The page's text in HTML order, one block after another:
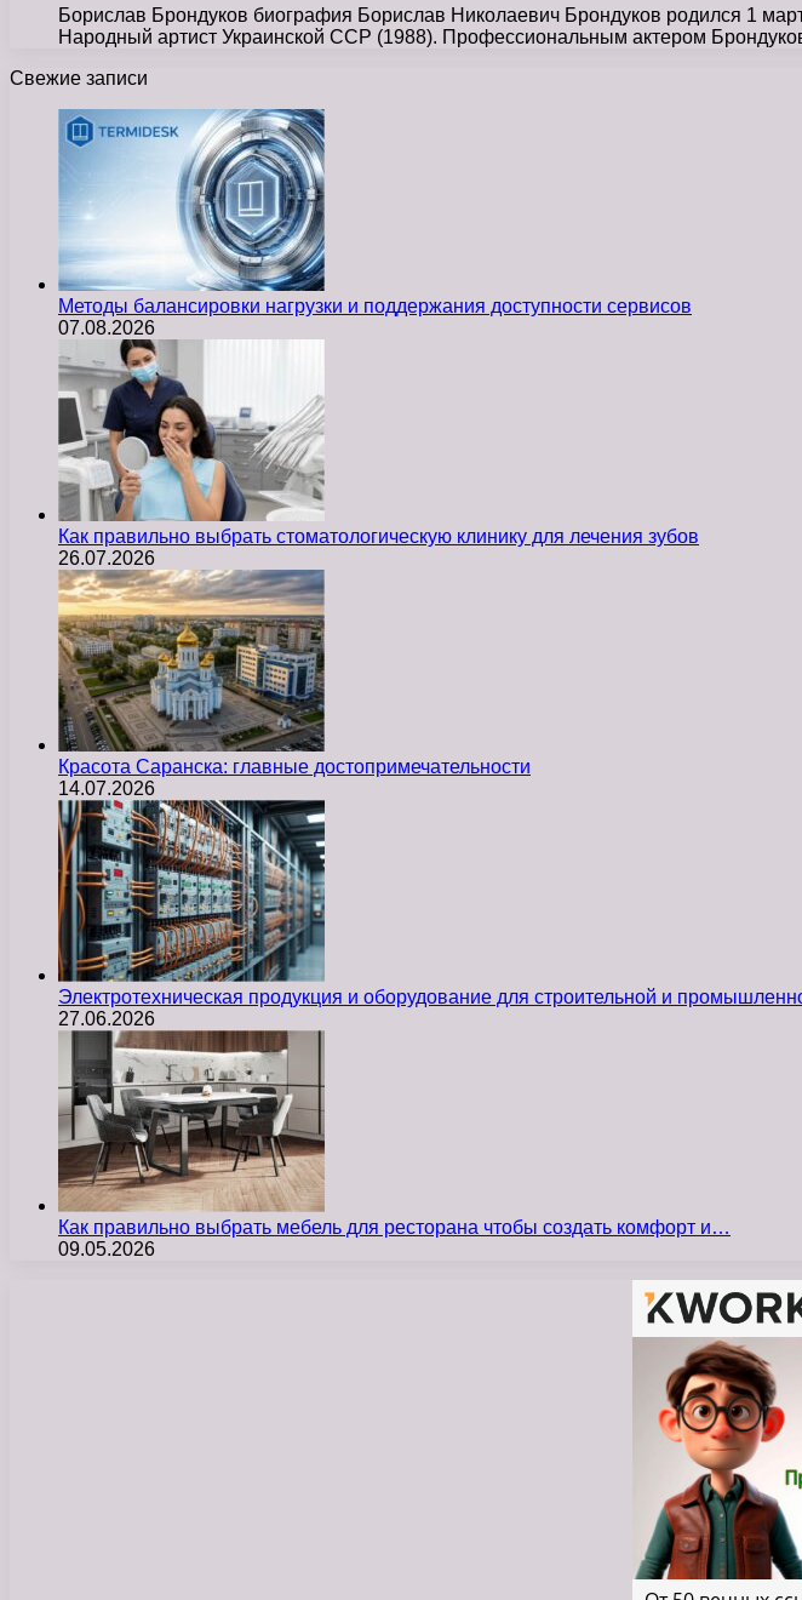
Борислав Брондуков биография Борислав Николаевич Брондуков родился 1
Народный артист Украинской ССР (1988). Профессиональным актером
Свежие записи
Методы балансировки нагрузки и поддержания доступности сервисов
07.08.2026
Как правильно выбрать стоматологическую клинику для лечения зубов
26.07.2026
Красота Саранска: главные достопримечательности
14.07.2026
Электротехническая продукция и оборудование для строительной и
27.06.2026
Как правильно выбрать мебель для ресторана чтобы создать комфорт и…
09.05.2026